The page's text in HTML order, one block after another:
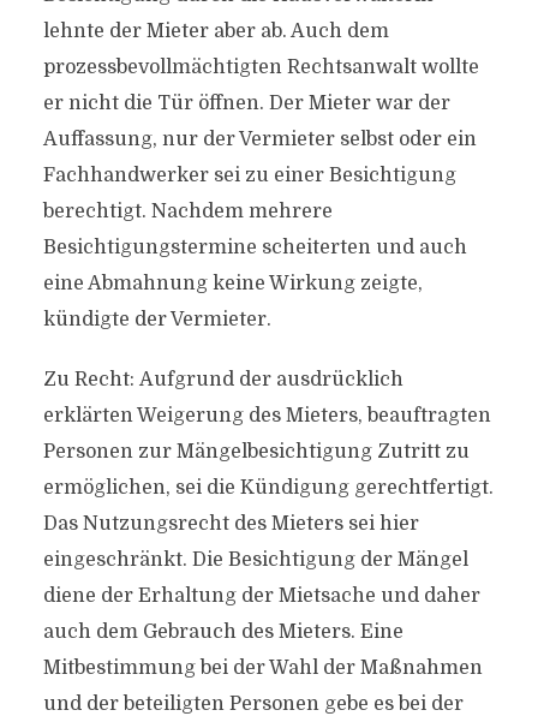
lehnte der Mieter aber ab. Auch dem
prozessbevollmächtigten Rechtsanwalt wollte
er nicht die Tür öffnen. Der Mieter war der
Auffassung, nur der Vermieter selbst oder ein
Fachhandwerker sei zu einer Besichtigung
berechtigt. Nachdem mehrere
Besichtigungstermine scheiterten und auch
eine Abmahnung keine Wirkung zeigte,
kündigte der Vermieter.
Zu Recht: Aufgrund der ausdrücklich
erklärten Weigerung des Mieters, beauftragten
Personen zur Mängelbesichtigung Zutritt zu
ermöglichen, sei die Kündigung gerechtfertigt.
Das Nutzungsrecht des Mieters sei hier
eingeschränkt. Die Besichtigung der Mängel
diene der Erhaltung der Mietsache und daher
auch dem Gebrauch des Mieters. Eine
Mitbestimmung bei der Wahl der Maßnahmen
und der beteiligten Personen gebe es bei der